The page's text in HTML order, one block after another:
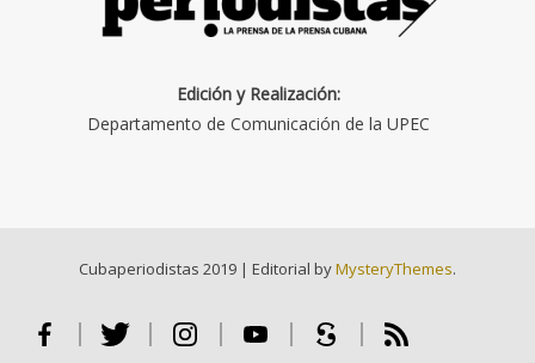
Edición y Realización:
Departamento de Comunicación de la UPEC
Cubaperiodistas 2019 | Editorial byMysteryThemes.
Facebook Twitter Instagram Youtube Scribd RSS